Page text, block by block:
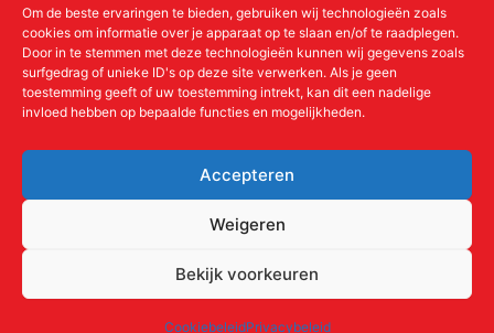
Om de beste ervaringen te bieden, gebruiken wij technologieën zoals
cookies om informatie over je apparaat op te slaan en/of te raadplegen.
Door in te stemmen met deze technologieën kunnen wij gegevens zoals
surfgedrag of unieke ID's op deze site verwerken. Als je geen
toestemming geeft of uw toestemming intrekt, kan dit een nadelige
invloed hebben op bepaalde functies en mogelijkheden.
Accepteren
Weigeren
Bekijk voorkeuren
CookiebeleidPrivacybeleid
KvKnr:41011712
Meer over de Liudgerstichten
Aanmelden als donateur
ANBI
Contact